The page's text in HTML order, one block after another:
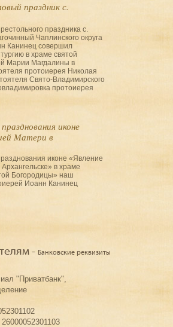
праздник с.
праздника с.
Чаплинского округа
Канинец совершил
в храме святой
Марии Магдалины в
протоиерея Николая
Свято-Владимирского
протоиерея
иконе
Матери в
иконе «Явление
в храме
Богородицы» наш
Иоанн Канинец
- Банковские реквизиты
"Приватбанк",